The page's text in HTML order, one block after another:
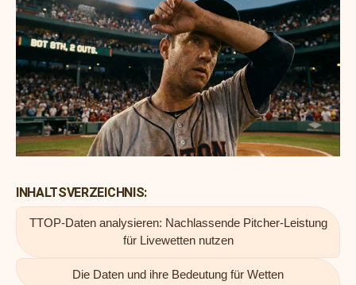
INHALTSVERZEICHNIS
TTOP-Daten analysieren: Nachlassende Pitcher-Leistung
für Livewetten nutzen
Die Daten und ihre Bedeutung für Wetten